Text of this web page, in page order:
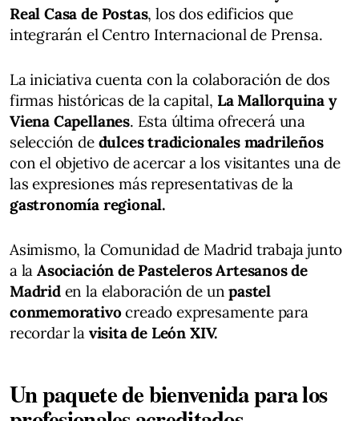
Real Casa de Postas, los dos edificios que
integrarán el Centro Internacional de Prensa.
La iniciativa cuenta con la colaboración de dos
firmas históricas de la capital, La Mallorquina y
Viena Capellanes. Esta última ofrecerá una
selección de dulces tradicionales madrileños
con el objetivo de acercar a los visitantes una de
las expresiones más representativas de la
gastronomía regional.
Asimismo, la Comunidad de Madrid trabaja junto
a laAsociación de Pasteleros Artesanos de
Madriden la elaboración de un pastel
conmemorativocreado expresamente para
recordar la visita de León XIV.
Un paquete de bienvenida para los